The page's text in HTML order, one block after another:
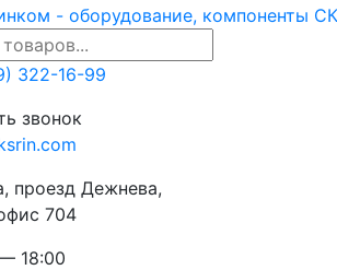
322-16-99
звонок
проезд Дежнева,
704
18:00